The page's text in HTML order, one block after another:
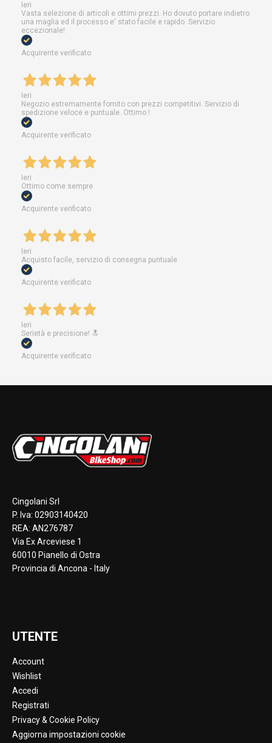
Ieri
Vasta selezione di articoli e ottimi prezzi. Ho dovuto portare indietro
una maglia ed il processo e' stato facile e rapido. Servizio
eccezionale!
Acquirente verificato
Ieri
Negozio estremamente fornito con prezzi competitivi. Servizio di
spedizione veloce e puntuale. Ottimo !
Acquirente verificato
Ieri
Ottimo come sempre
Acquirente verificato
Ieri
Acquisto facile, servizio di consegna puntuale
Acquirente verificato
Ieri
Serietà e precisione! 🔝
Acquirente verificato
Cingolani Srl
P. Iva: 02903140420
REA: AN276787
Via Ex Arceviese 1
60010 Pianello di Ostra
Provincia di Ancona - Italy
UTENTE
Account
Wishlist
Accedi
Registrati
Privacy & Cookie Policy
Aggiorna impostazioni cookie